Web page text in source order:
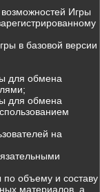
Игры
в базовой версии
для обмена
для обмена
на
по объему и составу
материалов, а